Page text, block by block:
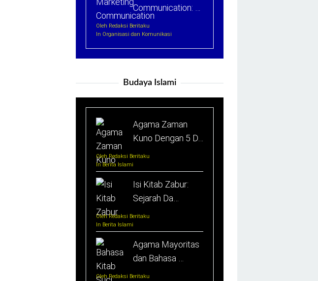
Communication: …
Oleh Redaksi Beritaku
In Organisasi dan Komunikasi
Budaya Islami
Agama Zaman
Kuno Dengan 5 D…
Oleh Redaksi Beritaku
In Berita Islami
Isi Kitab Zabur:
Sejarah Da…
Oleh Redaksi Beritaku
In Berita Islami
Agama Mayoritas
dan Bahasa …
Oleh Redaksi Beritaku